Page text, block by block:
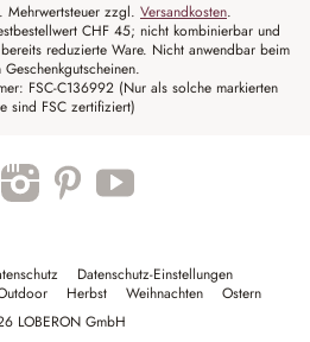
zzgl. Versandkosten.
CHF 45; nicht kombinierbar und
reduzierte Ware. Nicht anwendbar beim
Geschenkgutscheinen.
FSC-C136992 (Nur als solche markierten
sind FSC zertifiziert)
Datenschutz-Einstellungen
Herbst Weihnachten
Ostern
LOBERON GmbH